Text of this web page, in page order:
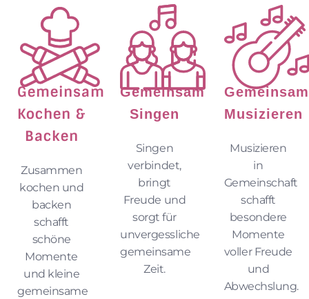
Gemeinsam
Kochen &
Backen
Zusammen
kochen und
backen
schafft
schöne
Momente
und kleine
gemeinsame
Gemeinsam
Singen
Singen
verbindet,
bringt
Freude und
sorgt für
unvergessliche
gemeinsame
Zeit.
Gemeinsam
Musizieren
Musizieren
in
Gemeinschaft
schafft
besondere
Momente
voller Freude
und
Abwechslung.